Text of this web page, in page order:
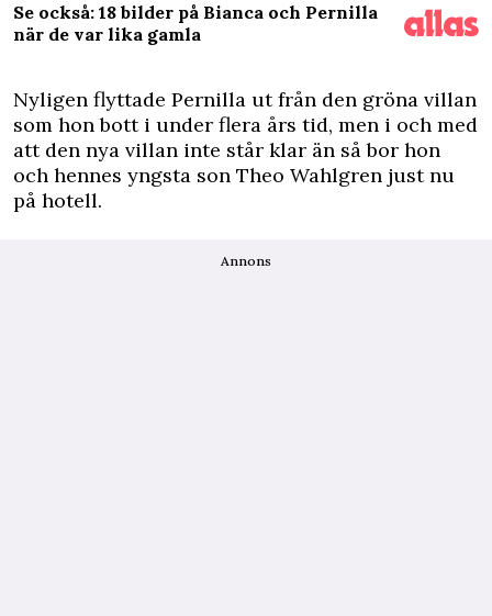
Se också: 18 bilder på Bianca och Pernilla
när de var lika gamla
Nyligen flyttade Pernilla ut från den gröna villan
som hon bott i under flera års tid, men i och med
att den nya villan inte står klar än så bor hon
och hennes yngsta son Theo Wahlgren just nu
på hotell.
Annons